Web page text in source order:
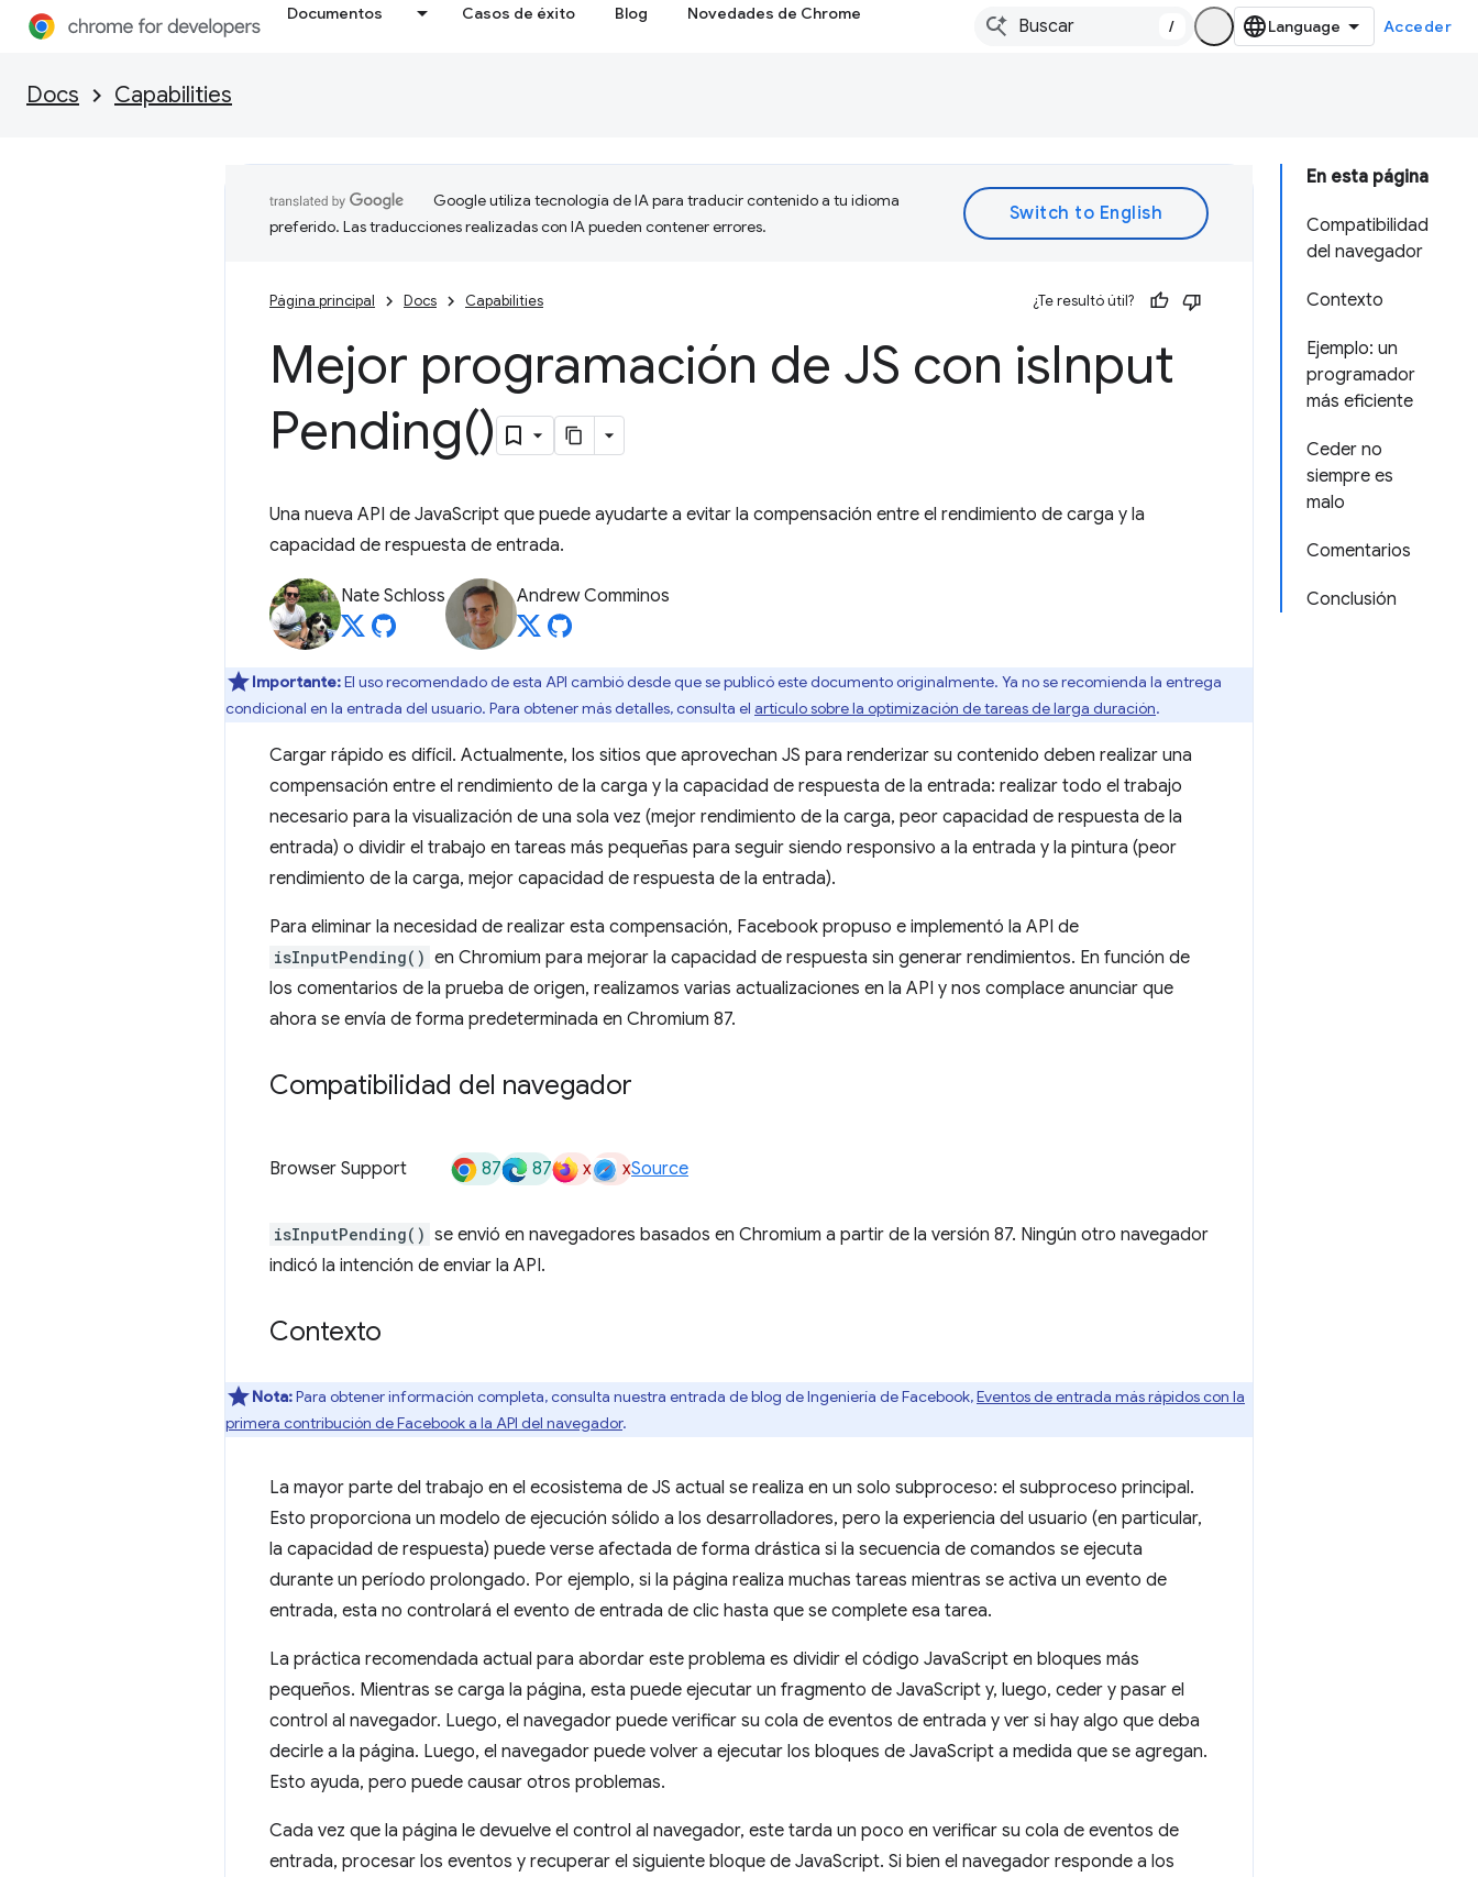
Documentos Casos de éxito Blog Novedades de Chrome
/ Acceder
Docs Capabilities
En esta página
Compatibilidad
del navegador
Contexto
Ejemplo: un
programador
más eficiente
Ceder no
siempre es
malo
Comentarios
Conclusión
Google utiliza tecnología de IA para traducir contenido a tu idioma
preferido. Las traducciones realizadas con IA pueden contener errores.
Página principal Docs Capabilities ¿Te resultó útil?
Mejor programación de JS con isInput
Pending()
Una nueva API de JavaScript que puede ayudarte a evitar la compensación entre el rendimiento de carga y la
capacidad de respuesta de entrada.
Nate Schloss Andrew Comminos
Importante:El uso recomendado de esta API cambió desde que se publicó este documento originalmente. Ya no se recomienda la entrega
condicional en la entrada del usuario. Para obtener más detalles, consulta el artículo sobre la optimización de tareas de larga duración.
Cargar rápido es difícil. Actualmente, los sitios que aprovechan JS para renderizar su contenido deben realizar una
compensación entre el rendimiento de la carga y la capacidad de respuesta de la entrada: realizar todo el trabajo
necesario para la visualización de una sola vez (mejor rendimiento de la carga, peor capacidad de respuesta de la
entrada) o dividir el trabajo en tareas más pequeñas para seguir siendo responsivo a la entrada y la pintura (peor
rendimiento de la carga, mejor capacidad de respuesta de la entrada).
Para eliminar la necesidad de realizar esta compensación, Facebook propuso e implementó la API de
isInputPending() en Chromium para mejorar la capacidad de respuesta sin generar rendimientos. En función de
los comentarios de la prueba de origen, realizamos varias actualizaciones en la API y nos complace anunciar que
ahora se envía de forma predeterminada en Chromium 87.
Compatibilidad del navegador
Browser Support 87 87 x xSource
isInputPending() se envió en navegadores basados en Chromium a partir de la versión 87. Ningún otro navegador
indicó la intención de enviar la API.
Contexto
Nota:Para obtener información completa, consulta nuestra entrada de blog de Ingeniería de Facebook,Eventos de entrada más rápidos con la
primera contribución de Facebook a la API del navegador.
La mayor parte del trabajo en el ecosistema de JS actual se realiza en un solo subproceso: el subproceso principal.
Esto proporciona un modelo de ejecución sólido a los desarrolladores, pero la experiencia del usuario (en particular,
la capacidad de respuesta) puede verse afectada de forma drástica si la secuencia de comandos se ejecuta
durante un período prolongado. Por ejemplo, si la página realiza muchas tareas mientras se activa un evento de
entrada, esta no controlará el evento de entrada de clic hasta que se complete esa tarea.
La práctica recomendada actual para abordar este problema es dividir el código JavaScript en bloques más
pequeños. Mientras se carga la página, esta puede ejecutar un fragmento de JavaScript y, luego, ceder y pasar el
control al navegador. Luego, el navegador puede verificar su cola de eventos de entrada y ver si hay algo que deba
decirle a la página. Luego, el navegador puede volver a ejecutar los bloques de JavaScript a medida que se agregan.
Esto ayuda, pero puede causar otros problemas.
Cada vez que la página le devuelve el control al navegador, este tarda un poco en verificar su cola de eventos de
entrada, procesar los eventos y recuperar el siguiente bloque de JavaScript. Si bien el navegador responde a los